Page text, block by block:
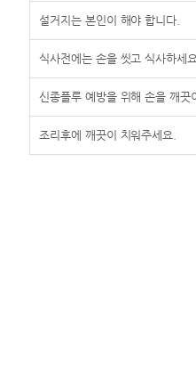
설거지는 본인이 해야 합니다.
식사전에는 손을 씻고 식사하세
신종플루 예방을 위해 손을 깨끗
조리후에 깨끗이 치워주세요.